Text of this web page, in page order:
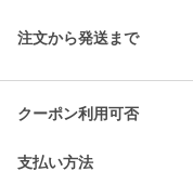
注文から発送まで
クーポン利用可否
支払い方法